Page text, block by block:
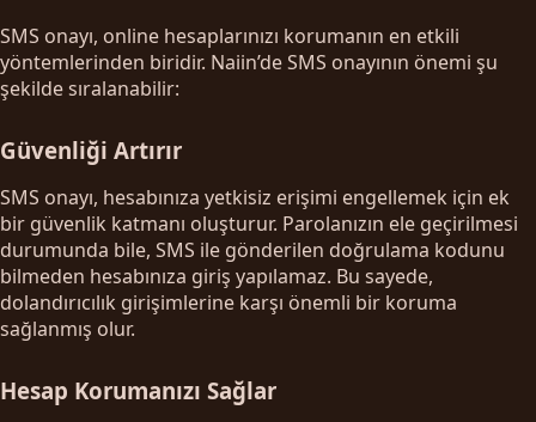
SMS onayı, online hesaplarınızı korumanın en etkili
yöntemlerinden biridir. Naiin’de SMS onayının önemi şu
şekilde sıralanabilir:
Güvenliği Artırır
SMS onayı, hesabınıza yetkisiz erişimi engellemek için ek
bir güvenlik katmanı oluşturur. Parolanızın ele geçirilmesi
durumunda bile, SMS ile gönderilen doğrulama kodunu
bilmeden hesabınıza giriş yapılamaz. Bu sayede,
dolandırıcılık girişimlerine karşı önemli bir koruma
sağlanmış olur.
Hesap Korumanızı Sağlar